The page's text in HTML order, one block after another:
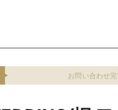
お問い合わせ完